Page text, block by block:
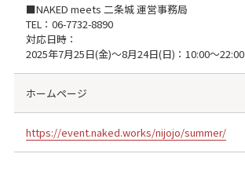
■NAKED meets 二条城 運営事務局
TEL：06-7732-8890
対応日時：
2025年7月25日(金)〜8月24日(日)：10:00～22:00
ホームページ
https://event.naked.works/nijojo/summer/